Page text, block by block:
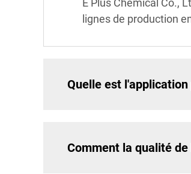
E Plus Chemical Co.,
lignes de production
Quelle est
Comment la qualité